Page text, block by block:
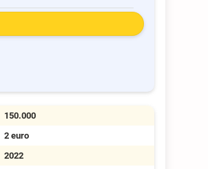
150.000
2 euro
2022